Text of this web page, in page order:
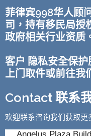
菲律宾998华人顾
司，持有移民局授
政府相关行业资质
客户 隐私安全保
上门取件或前往我
Contact 联系
欢迎联系咨询我们获取更
Angelus Plaza